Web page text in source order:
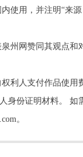
使用，并注明“来源
州网赞同其观点和
利人支付作品使用
身份证明材料。 如
。